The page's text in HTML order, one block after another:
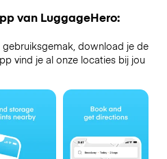
van LuggageHero:
download je de
vind je al onze locaties bij jou